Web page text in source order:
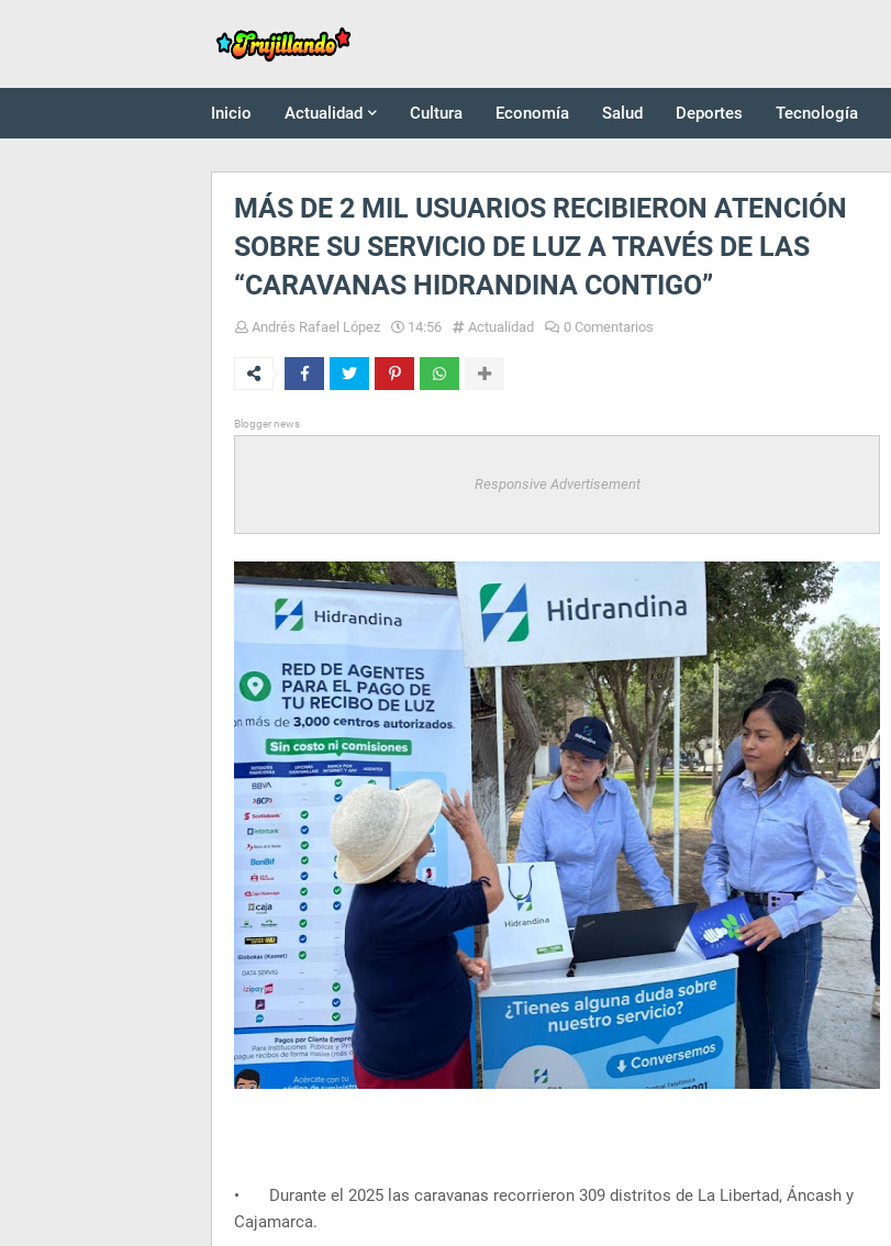
Inicio Actualidad Cultura Economía Salud Deportes Tecnología
MÁS DE 2 MIL USUARIOS RECIBIERON ATENCIÓN
SOBRE SU SERVICIO DE LUZ A TRAVÉS DE LAS
“CARAVANAS HIDRANDINA CONTIGO”
Andrés Rafael López 14:56 Actualidad 0 Comentarios
Blogger news
Responsive Advertisement
•
Durante el 2025 las caravanas recorrieron 309 distritos de La Libertad, Áncash y
Cajamarca.